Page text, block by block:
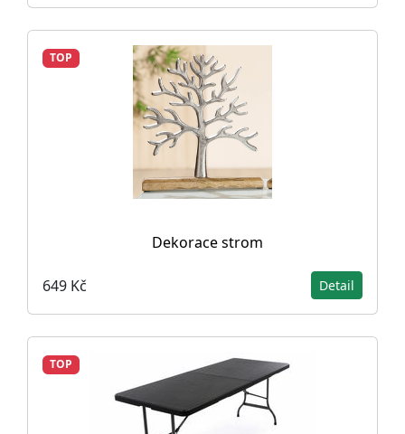
TOP
Dekorace strom
649 Kč Detail
TOP